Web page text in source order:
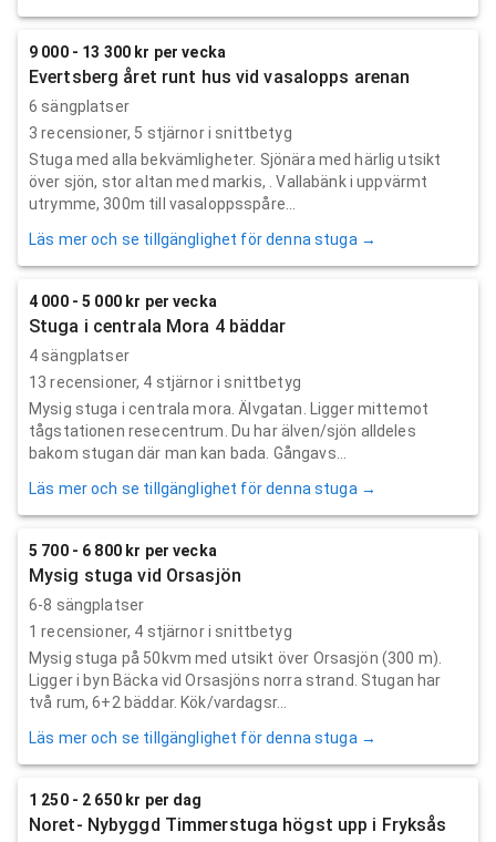
9 000 - 13 300 kr per vecka
Evertsberg året runt hus vid vasalopps arenan
6 sängplatser
3 recensioner, 5 stjärnor i snittbetyg
Stuga med alla bekvämligheter. Sjönära med härlig utsikt
över sjön, stor altan med markis, . Vallabänk i uppvärmt
utrymme, 300m till vasaloppsspåre...
Läs mer och se tillgänglighet för denna stuga →
4 000 - 5 000 kr per vecka
Stuga i centrala Mora 4 bäddar
4 sängplatser
13 recensioner, 4 stjärnor i snittbetyg
Mysig stuga i centrala mora. Älvgatan. Ligger mittemot
tågstationen resecentrum. Du har älven/sjön alldeles
bakom stugan där man kan bada. Gångavs...
Läs mer och se tillgänglighet för denna stuga →
5 700 - 6 800 kr per vecka
Mysig stuga vid Orsasjön
6-8 sängplatser
1 recensioner, 4 stjärnor i snittbetyg
Mysig stuga på 50kvm med utsikt över Orsasjön (300 m).
Ligger i byn Bäcka vid Orsasjöns norra strand. Stugan har
två rum, 6+2 bäddar. Kök/vardagsr...
Läs mer och se tillgänglighet för denna stuga →
1 250 - 2 650 kr per dag
Noret- Nybyggd Timmerstuga högst upp i Fryksås